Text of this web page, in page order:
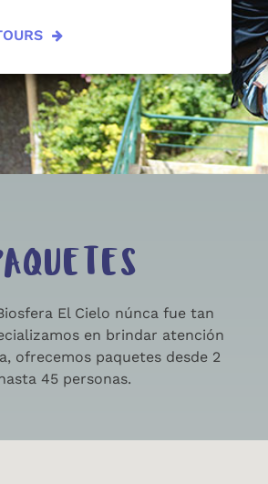
El Cielo núnca fue tan
en brindar atención
ofrecemos paquetes desde 2
45 personas.